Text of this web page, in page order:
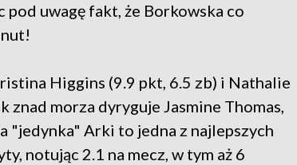
uwagę fakt, że Borkowska co
Higgins (9.9 pkt, 6.5 zb) i Nathalie
znad morza dyryguje Jasmine Thomas,
"jedynka" Arki to jedna z najlepszych
notując 2.1 na mecz, w tym aż 6